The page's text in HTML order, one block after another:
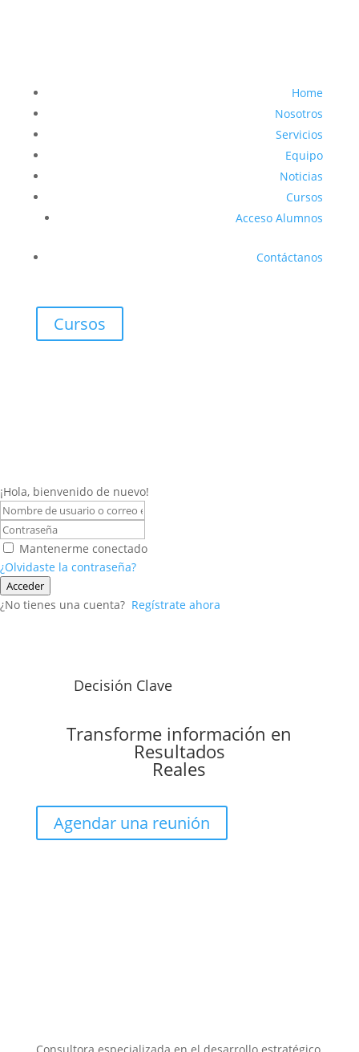
Home
Nosotros
Servicios
Equipo
Noticias
Cursos
Acceso Alumnos
Contáctanos
Cursos
¡Hola, bienvenido de nuevo!
Mantenerme conectado
¿Olvidaste la contraseña?
Acceder
¿No tienes una cuenta? Regístrate ahora
Decisión Clave
Transforme información en
Resultados
Reales
Agendar una reunión